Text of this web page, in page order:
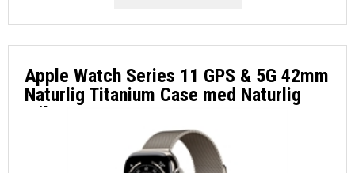
Apple Watch Series 11 GPS & 5G 42mm
Naturlig Titanium Case med Naturlig
Milanese Loop